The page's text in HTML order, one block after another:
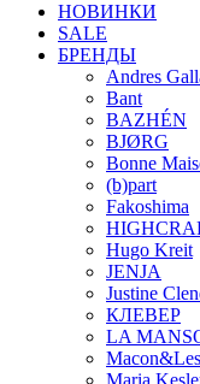
НОВИНКИ
SALE
БРЕНДЫ
Andres
Bant
BAZHÉN
BJØRG
Bonne
(b)part
Fakoshima
Hugo Kreit
JENJA
Justine
КЛЕВЕР
LA
Maria